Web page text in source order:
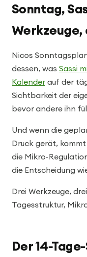
Sonntag,
Werkzeuge,
Nicos
dessen, was Sassi
Kalender auf der
Sichtbarkeit der
bevor andere ihn
Und wenn die
Druck gerät, kommt
die Mikro-
die Entscheidung
Drei Werkzeuge,
Tagesstruktur,
Der 14-